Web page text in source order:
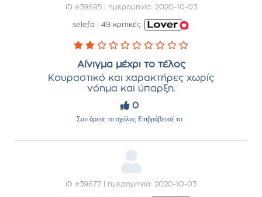
ID #39695 | ημερομηνία: 2020-10-03
selefa 49 κριτικές
Αίνιγμα μέχρι το τέλος
Κουραστικό και χαρακτήρες χωρίς
νόημα και ύπαρξη.
0
Σου άρεσε το σχόλιο; Επιβράβευσέ το
ID #39677 | ημερομηνία: 2020-10-03